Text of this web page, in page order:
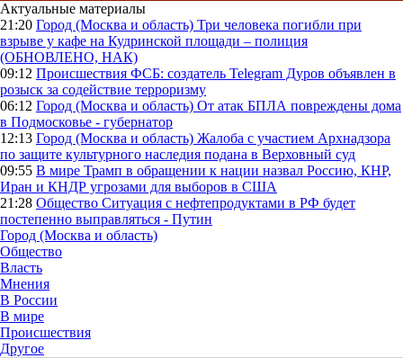
Актуальные материалы
21:20 Город (Москва и область) Три человека погибли при
взрыве у кафе на Кудринской площади – полиция
(ОБНОВЛЕНО, НАК)
09:12 Происшествия ФСБ: создатель Telegram Дуров объявлен в
розыск за содействие терроризму
06:12 Город (Москва и область) От атак БПЛА повреждены дома
в Подмосковье - губернатор
12:13 Город (Москва и область) Жалоба с участием Архнадзора
по защите культурного наследия подана в Верховный суд
09:55 В мире Трамп в обращении к нации назвал Россию, КНР,
Иран и КНДР угрозами для выборов в США
21:28 Общество Ситуация с нефтепродуктами в РФ будет
постепенно выправляться - Путин
Город (Москва и область)
Общество
Власть
Мнения
В России
В мире
Происшествия
Другое